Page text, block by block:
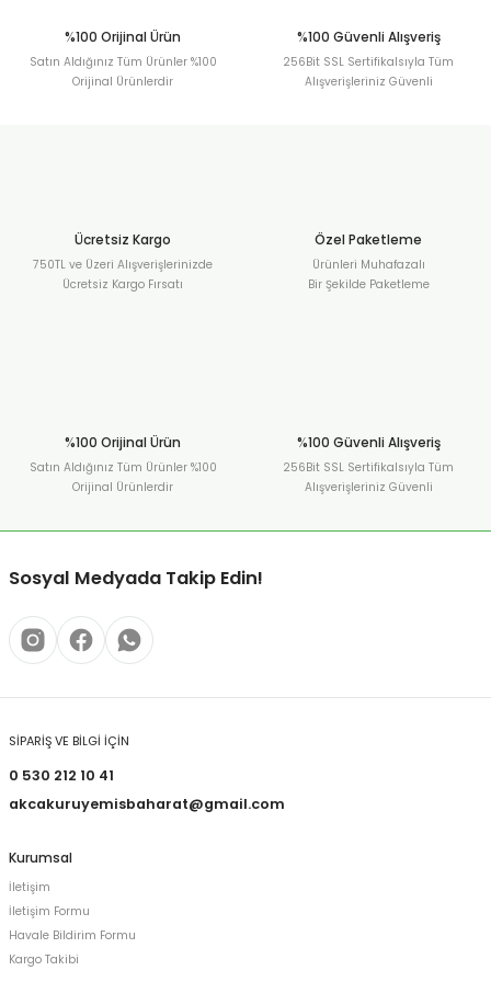
%100 Orijinal Ürün
Satın Aldığınız Tüm Ürünler %100
Orijinal Ürünlerdir
%100 Güvenli Alışveriş
256Bit SSL Sertifikalsıyla Tüm
Alışverişleriniz Güvenli
Ücretsiz Kargo
750TL ve Üzeri Alışverişlerinizde
Ücretsiz Kargo Fırsatı
Özel Paketleme
Ürünleri Muhafazalı
Bir Şekilde Paketleme
%100 Orijinal Ürün
Satın Aldığınız Tüm Ürünler %100
Orijinal Ürünlerdir
%100 Güvenli Alışveriş
256Bit SSL Sertifikalsıyla Tüm
Alışverişleriniz Güvenli
Sosyal Medyada Takip Edin!
SİPARİŞ VE BİLGİ İÇİN
0 530 212 10 41
akcakuruyemisbaharat@gmail.com
Kurumsal
İletişim
İletişim Formu
Havale Bildirim Formu
Kargo Takibi